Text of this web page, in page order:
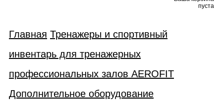
пуста
Главная Тренажеры и спортивный
инвентарь для тренажерных
профессиональных залов AEROFIT
Дополнительное оборудование